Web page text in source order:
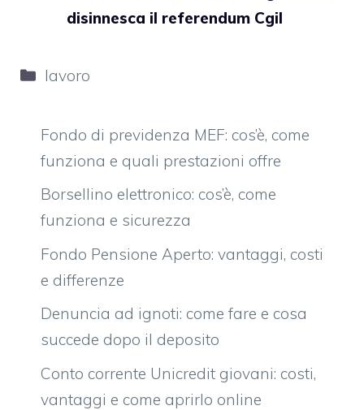
disinnesca il referendum Cgil
Categorie
lavoro
Fondo di previdenza MEF: cos’è, come
funziona e quali prestazioni offre
Borsellino elettronico: cos’è, come
funziona e sicurezza
Fondo Pensione Aperto: vantaggi, costi
e differenze
Denuncia ad ignoti: come fare e cosa
succede dopo il deposito
Conto corrente Unicredit giovani: costi,
vantaggi e come aprirlo online